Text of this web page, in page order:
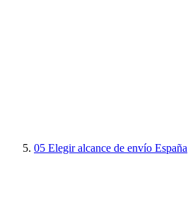
05 Elegir alcance de envío España